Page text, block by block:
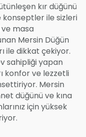
kır düğünü
konseptler ile sizleri
ve masa
Mersin Düğün
ile dikkat çekiyor.
sahipliği yapan
konfor ve lezzetli
Mersin
düğünü ve kına
için yüksek